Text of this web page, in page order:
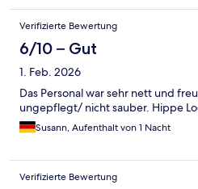
Verifizierte Bewertung
6/10 – Gut
1. Feb. 2026
Das Personal war sehr nett und
ungepflegt/ nicht sauber. Hippe
Susann, Aufenthalt von 1 Nacht
Verifizierte Bewertung